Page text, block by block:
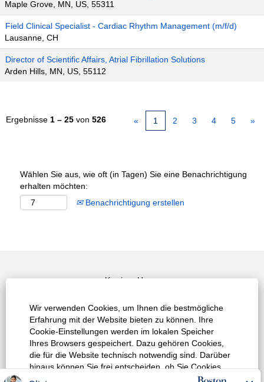
Wir verwenden Cookies, um Ihnen die bestmögliche
Erfahrung mit der Website bieten zu können. Ihre
Cookie-Einstellungen werden im lokalen Speicher
Ihres Browsers gespeichert. Dazu gehören Cookies,
die für die Website technisch notwendig sind. Darüber
hinaus können Sie frei entscheiden, ob Sie Cookies
akzeptieren, und dies jederzeit ändern. Sie können
Maple Grove, MN, US, 55311
Field Clinical Specialist - Cardiac Rhythm Management (m/f/d)
Lausanne, CH
Director of Scientific Affairs, Atrial Fibrillation Solutions
Arden Hills, MN, US, 55112
Ergebnisse 1 – 25 von 526 « 1 2 3 4 5 »
Wählen Sie aus, wie oft (in Tagen) Sie eine Benachrichtigung
erhalten möchten:
Benachrichtigung erstellen
Karriere Home
Top Job Suche
Alle Jobs / Stellen anzeigen
Datenschutzrichtlinie